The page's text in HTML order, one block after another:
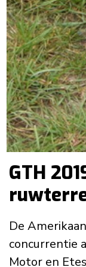
GTH
De
concurrentie
Motor en